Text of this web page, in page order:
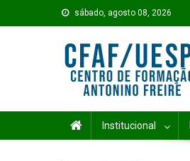
Skip to content sábado, agosto 08, 2026
Institucional